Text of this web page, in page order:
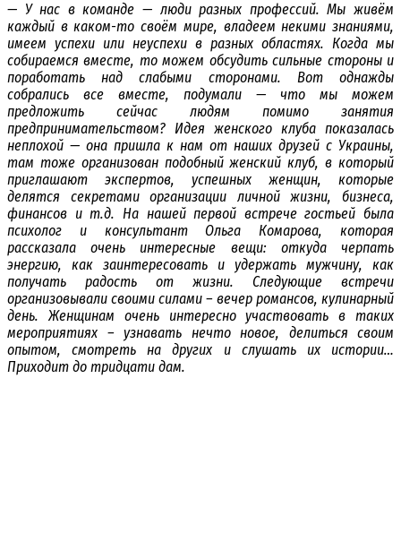
— У нас в команде — люди разных профессий. Мы живём
каждый в каком-то своём мире, владеем некими знаниями,
имеем успехи или неуспехи в разных областях. Когда мы
собираемся вместе, то можем обсудить сильные стороны и
поработать над слабыми сторонами. Вот однажды
собрались все вместе, подумали — что мы можем
предложить сейчас людям помимо занятия
предпринимательством? Идея женского клуба показалась
неплохой — она пришла к нам от наших друзей с Украины,
там тоже организован подобный женский клуб, в который
приглашают экспертов, успешных женщин, которые
делятся секретами организации личной жизни, бизнеса,
финансов и т.д. На нашей первой встрече гостьей была
психолог и консультант Ольга Комарова, которая
рассказала очень интересные вещи: откуда черпать
энергию, как заинтересовать и удержать мужчину, как
получать радость от жизни. Следующие встречи
организовывали своими силами – вечер романсов, кулинарный
день. Женщинам очень интересно участвовать в таких
мероприятиях – узнавать нечто новое, делиться своим
опытом, смотреть на других и слушать их истории…
Приходит до тридцати дам.